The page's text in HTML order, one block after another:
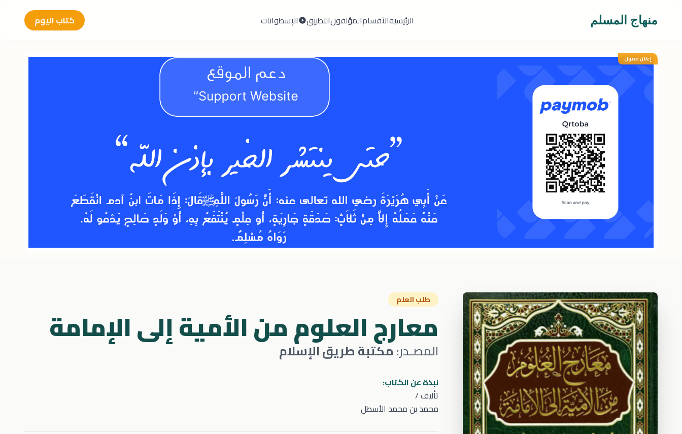
منهاج المسلم الرئيسيةالأقسامالمؤلفونالتطبيق الإسطوانات كتاب اليوم
إعلان ممول
طلب العلم
معارج العلوم من الأمية إلى الإمامة
المصـدر: مكتبة طريق الإسلام
نبذة عن الكتاب:
تأليف /
محمد بن محمد الأسطل